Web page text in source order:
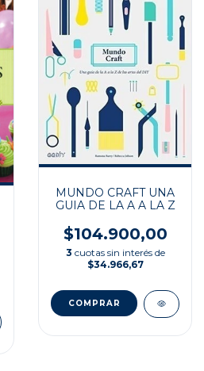
MUNDO CRAFT UNA
GUIA DE LA A A LA Z
$104.900,00
3 cuotas sin interés de
$34.966,67